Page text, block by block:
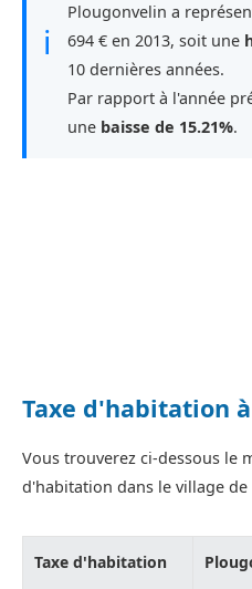
ℹ
Plougonvelin a
694 € en 2013, soit une
10 dernières années.
Par rapport à l'année
une baisse de 15.21%.
Taxe d'habitation
Vous trouverez ci-dessous le
d'habitation dans le village
Taxe d'habitation